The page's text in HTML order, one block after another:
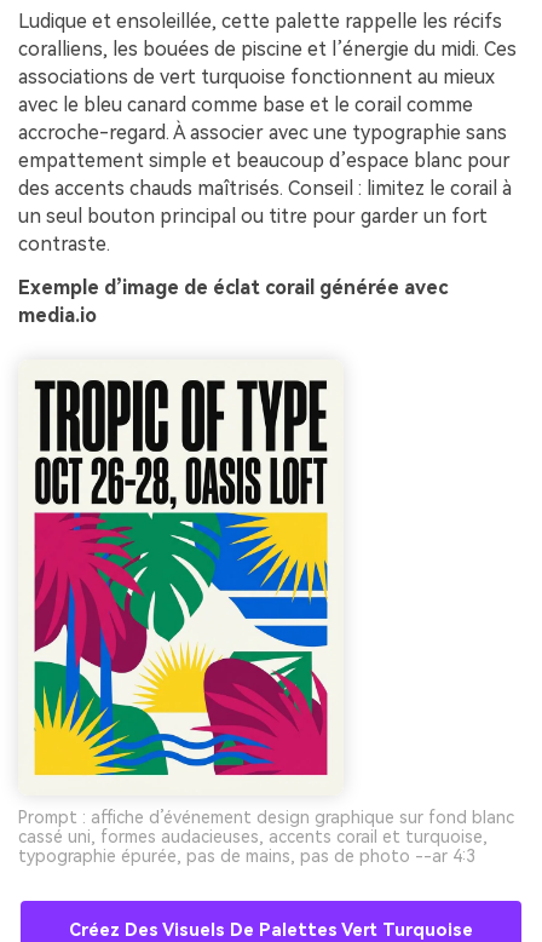
Ludique et ensoleillée, cette palette rappelle les récifs
coralliens, les bouées de piscine et l’énergie du midi. Ces
associations de vert turquoise fonctionnent au mieux
avec le bleu canard comme base et le corail comme
accroche-regard. À associer avec une typographie sans
empattement simple et beaucoup d’espace blanc pour
des accents chauds maîtrisés. Conseil : limitez le corail à
un seul bouton principal ou titre pour garder un fort
contraste.
Exemple d’image de éclat corail générée avec
media.io
Prompt : affiche d’événement design graphique sur fond blanc
cassé uni, formes audacieuses, accents corail et turquoise,
typographie épurée, pas de mains, pas de photo --ar 4:3
Créez Des Visuels De Palettes Vert Turquoise